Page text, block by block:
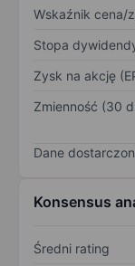
Wskaźnik cena/
Stopa
Zysk na akcję
Zmienność (30
Dane
Konsensus
Średni rating